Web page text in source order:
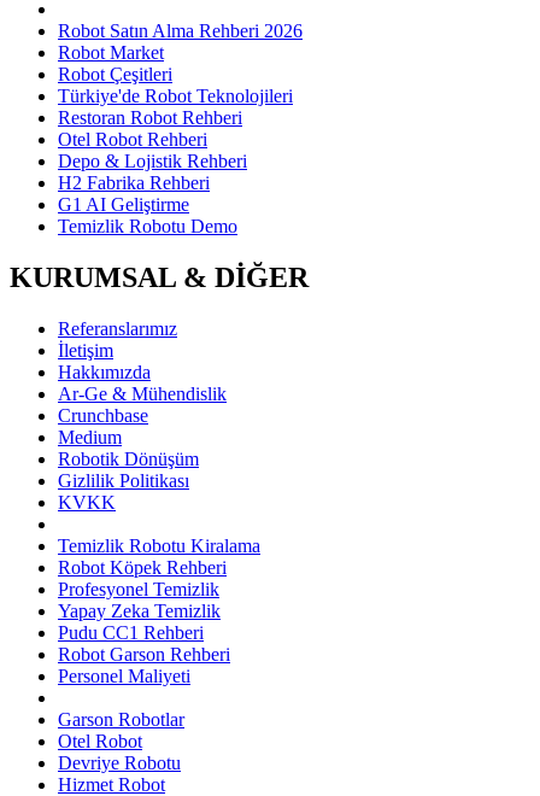
Robot Satın Alma Rehberi 2026
Robot Market
Robot Çeşitleri
Türkiye'de Robot Teknolojileri
Restoran Robot Rehberi
Otel Robot Rehberi
Depo & Lojistik Rehberi
H2 Fabrika Rehberi
G1 AI Geliştirme
Temizlik Robotu Demo
KURUMSAL & DİĞER
Referanslarımız
İletişim
Hakkımızda
Ar-Ge & Mühendislik
Crunchbase
Medium
Robotik Dönüşüm
Gizlilik Politikası
KVKK
Temizlik Robotu Kiralama
Robot Köpek Rehberi
Profesyonel Temizlik
Yapay Zeka Temizlik
Pudu CC1 Rehberi
Robot Garson Rehberi
Personel Maliyeti
Garson Robotlar
Otel Robot
Devriye Robotu
Hizmet Robot